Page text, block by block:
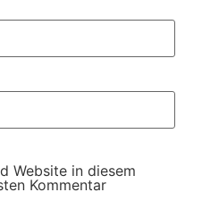
Website in diesem
Kommentar